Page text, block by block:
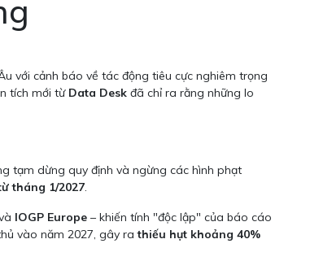
với cảnh báo về tác động tiêu cực nghiêm trọng
tích mới từ Data Desk đã chỉ ra rằng những lo
tạm dừng quy định và ngừng các hình phạt
tháng 1/2027.
IOGP Europe – khiến tính "độc lập" của báo cáo
vào năm 2027, gây rathiếu hụt khoảng 40%